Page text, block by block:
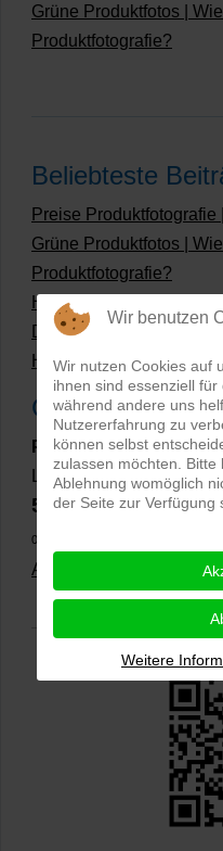
Grüne Produktfotos |
Produktfotografie?
Beliebteste
Preise
Grüne Produktfotos |
Produktfotografie?
Hollow Man Fotografie |
Dateiformate und Bilder
Hollowman und
Google
PRO-ducto GmbH,
Lichtenau
5,0⭐⭐⭐⭐⭐bei144
02.01.2026)
Alle Rezensionen
Wir benutzen
Wir nutzen Cookies auf
ihnen sind essenziell für
während andere uns
Nutzererfahrung zu
können selbst
zulassen möchten.
Ablehnung womöglich
der Seite zur Verfügung
Weitere